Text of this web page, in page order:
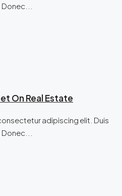
On Real Estate
adipiscing elit. Duis